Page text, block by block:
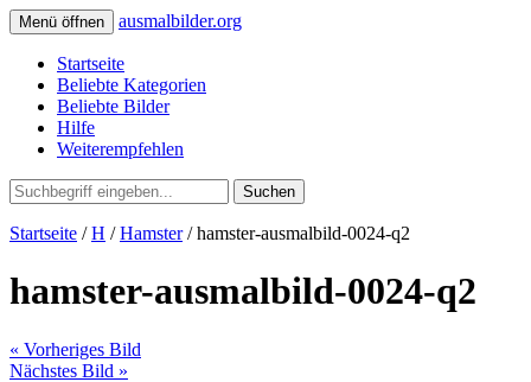
Menü öffnen ausmalbilder.org
Startseite
Beliebte Kategorien
Beliebte Bilder
Hilfe
Weiterempfehlen
Suchen
Startseite /H /Hamster/ hamster-ausmalbild-0024-q2
hamster-ausmalbild-0024-q2
« Vorheriges Bild
Nächstes Bild »